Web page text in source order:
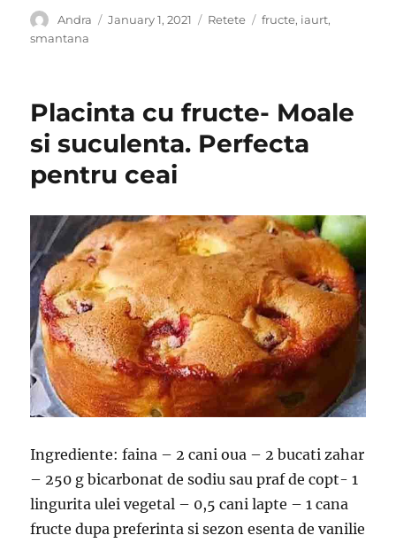
Author
Andra
Posted
January 1, 2021 Categories
Retete Tags
fructe, iaurt,
smantana
Placinta cu fructe- Moale
si suculenta. Perfecta
pentru ceai
Ingrediente: faina – 2 cani oua – 2 bucati zahar
– 250 g bicarbonat de sodiu sau praf de copt- 1
lingurita ulei vegetal – 0,5 cani lapte – 1 cana
fructe dupa preferinta si sezon esenta de vanilie